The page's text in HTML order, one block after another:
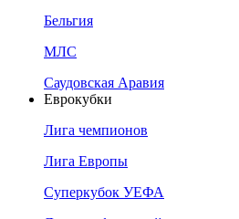
Бельгия
МЛС
Саудовская Аравия
Еврокубки
Лига чемпионов
Лига Европы
Суперкубок УЕФА